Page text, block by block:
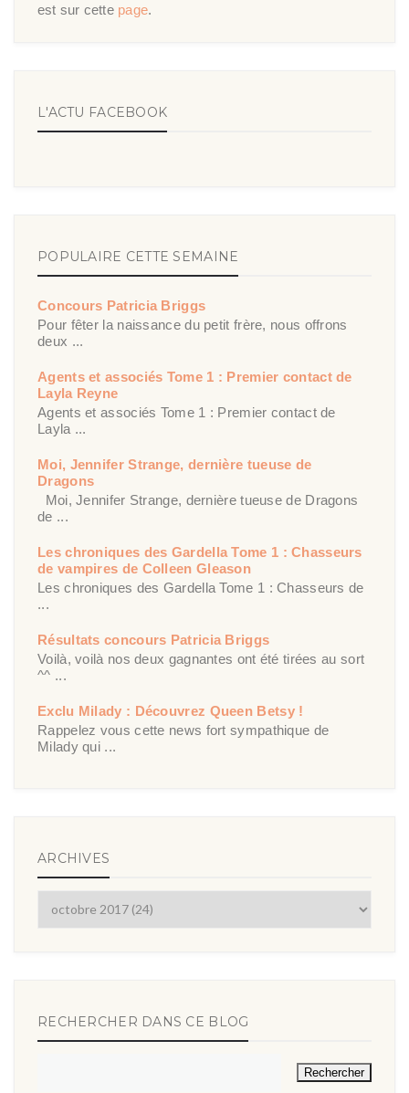
est sur cette page.
L'ACTU FACEBOOK
POPULAIRE CETTE SEMAINE
Concours Patricia Briggs
Pour fêter la naissance du petit frère, nous offrons
deux ...
Agents et associés Tome 1 : Premier contact de
Layla Reyne
Agents et associés Tome 1 : Premier contact de
Layla ...
Moi, Jennifer Strange, dernière tueuse de
Dragons
Moi, Jennifer Strange, dernière tueuse de Dragons
de ...
Les chroniques des Gardella Tome 1 : Chasseurs
de vampires de Colleen Gleason
Les chroniques des Gardella Tome 1 : Chasseurs de
...
Résultats concours Patricia Briggs
Voilà, voilà nos deux gagnantes ont été tirées au sort
^^ ...
Exclu Milady : Découvrez Queen Betsy !
Rappelez vous cette news fort sympathique de
Milady qui ...
ARCHIVES
RECHERCHER DANS CE BLOG